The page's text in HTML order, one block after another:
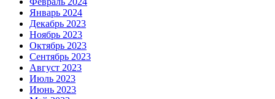
Январь 2024
Декабрь 2023
Ноябрь 2023
Октябрь 2023
Сентябрь 2023
Август 2023
Июль 2023
Июнь 2023